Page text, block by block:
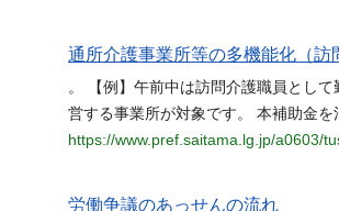
通所介護事業所等の多機能化（訪
。 【例】午前中は訪問介護職員とし
営する事業所が対象です。 本補助金
https://www.pref.saitama.lg.jp/a0603/
労働争議のあっせんの流れ